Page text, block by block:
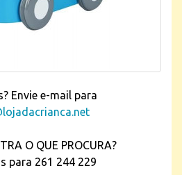
Envie e-mail para
O QUE PROCURA?
para 261 244 229